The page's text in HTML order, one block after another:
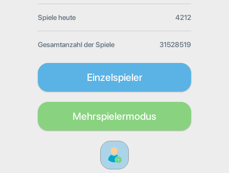
Spiele heute 4212
Gesamtanzahl der Spiele 31528519
Einzelspieler
Mehrspielermodus